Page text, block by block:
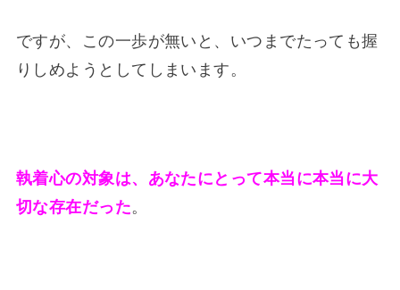
ですが、この一歩が無いと、いつまでたっても握
りしめようとしてしまいます。
執着心の対象は、あなたにとって本当に本当に大
切な存在だった。